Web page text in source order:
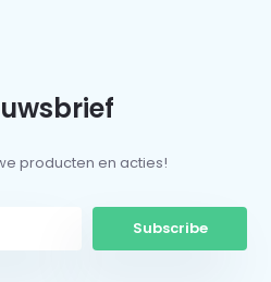
producten en acties!
Subscribe